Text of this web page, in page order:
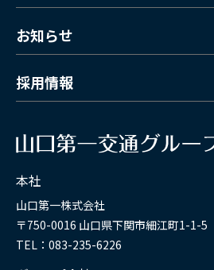
お知らせ
採用情報
本社
山口第一株式会社
〒750-0016 山口県下関市細江町1-1-5
TEL：083-235-6226